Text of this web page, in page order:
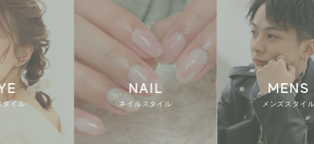
NAIL
ネイルスタイル
MENS
メンズスタイル